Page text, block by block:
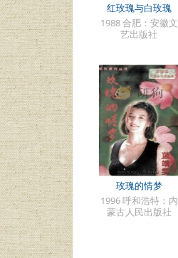
红玫瑰与白玫瑰
1988 合肥：安徽文
艺出版社
玫瑰的情梦
1996 呼和浩特：内
蒙古人民出版社